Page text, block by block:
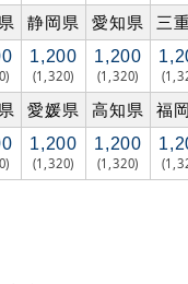
静岡県 愛知県 三
1,200
(1,320)
1,200
(1,320)
愛媛県 高知県 福
1,200
(1,320)
1,200
(1,320)